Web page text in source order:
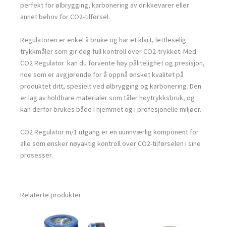
perfekt for ølbrygging, karbonering av drikkevarer eller
annet behov for CO2-tilførsel.
Regulatoren er enkel å bruke og har et klart, lettleselig
trykkmåler som gir deg full kontroll over CO2-trykket. Med
CO2 Regulator kan du forvente høy pålitelighet og presisjon,
noe som er avgjørende for å oppnå ønsket kvalitet på
produktet ditt, spesielt ved ølbrygging og karbonering. Den
er lag av holdbare materialer som tåler høytrykksbruk, og
kan derfor brukes både i hjemmet og i profesjonelle miljøer.
CO2 Regulator m/1 utgang er en uunnværlig komponent for
alle som ønsker nøyaktig kontroll over CO2-tilførselen i sine
prosesser.
Relaterte produkter